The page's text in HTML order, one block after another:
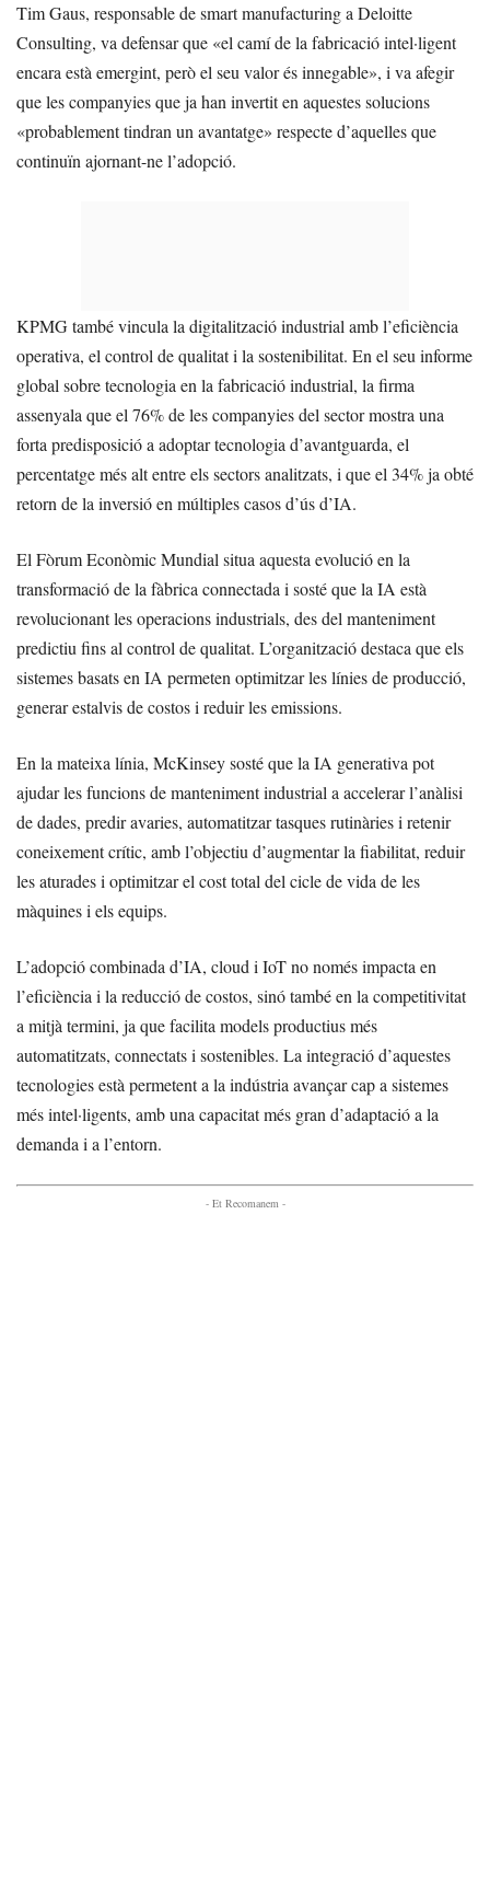
Tim Gaus, responsable de smart manufacturing a Deloitte
Consulting, va defensar que «el camí de la fabricació intel·ligent
encara està emergint, però el seu valor és innegable», i va afegir
que les companyies que ja han invertit en aquestes solucions
«probablement tindran un avantatge» respecte d’aquelles que
continuïn ajornant-ne l’adopció.
KPMG també vincula la digitalització industrial amb l’eficiència
operativa, el control de qualitat i la sostenibilitat. En el seu informe
global sobre tecnologia en la fabricació industrial, la firma
assenyala que el 76% de les companyies del sector mostra una
forta predisposició a adoptar tecnologia d’avantguarda, el
percentatge més alt entre els sectors analitzats, i que el 34% ja obté
retorn de la inversió en múltiples casos d’ús d’IA.
El Fòrum Econòmic Mundial situa aquesta evolució en la
transformació de la fàbrica connectada i sosté que la IA està
revolucionant les operacions industrials, des del manteniment
predictiu fins al control de qualitat. L’organització destaca que els
sistemes basats en IA permeten optimitzar les línies de producció,
generar estalvis de costos i reduir les emissions.
En la mateixa línia, McKinsey sosté que la IA generativa pot
ajudar les funcions de manteniment industrial a accelerar l’anàlisi
de dades, predir avaries, automatitzar tasques rutinàries i retenir
coneixement crític, amb l’objectiu d’augmentar la fiabilitat, reduir
les aturades i optimitzar el cost total del cicle de vida de les
màquines i els equips.
L’adopció combinada d’IA, cloud i IoT no només impacta en
l’eficiència i la reducció de costos, sinó també en la competitivitat
a mitjà termini, ja que facilita models productius més
automatitzats, connectats i sostenibles. La integració d’aquestes
tecnologies està permetent a la indústria avançar cap a sistemes
més intel·ligents, amb una capacitat més gran d’adaptació a la
demanda i a l’entorn.
- Et Recomanem -